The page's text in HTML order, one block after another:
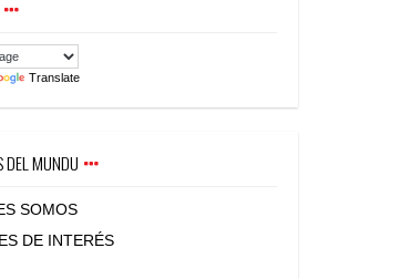
Translate
DEL MUNDU
SOMOS
DE INTERÉS